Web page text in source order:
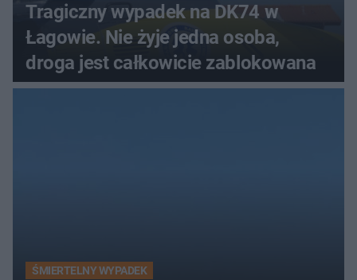
Tragiczny wypadek na DK74 w
Łagowie. Nie żyje jedna osoba,
droga jest całkowicie zablokowana
ŚMIERTELNY WYPADEK